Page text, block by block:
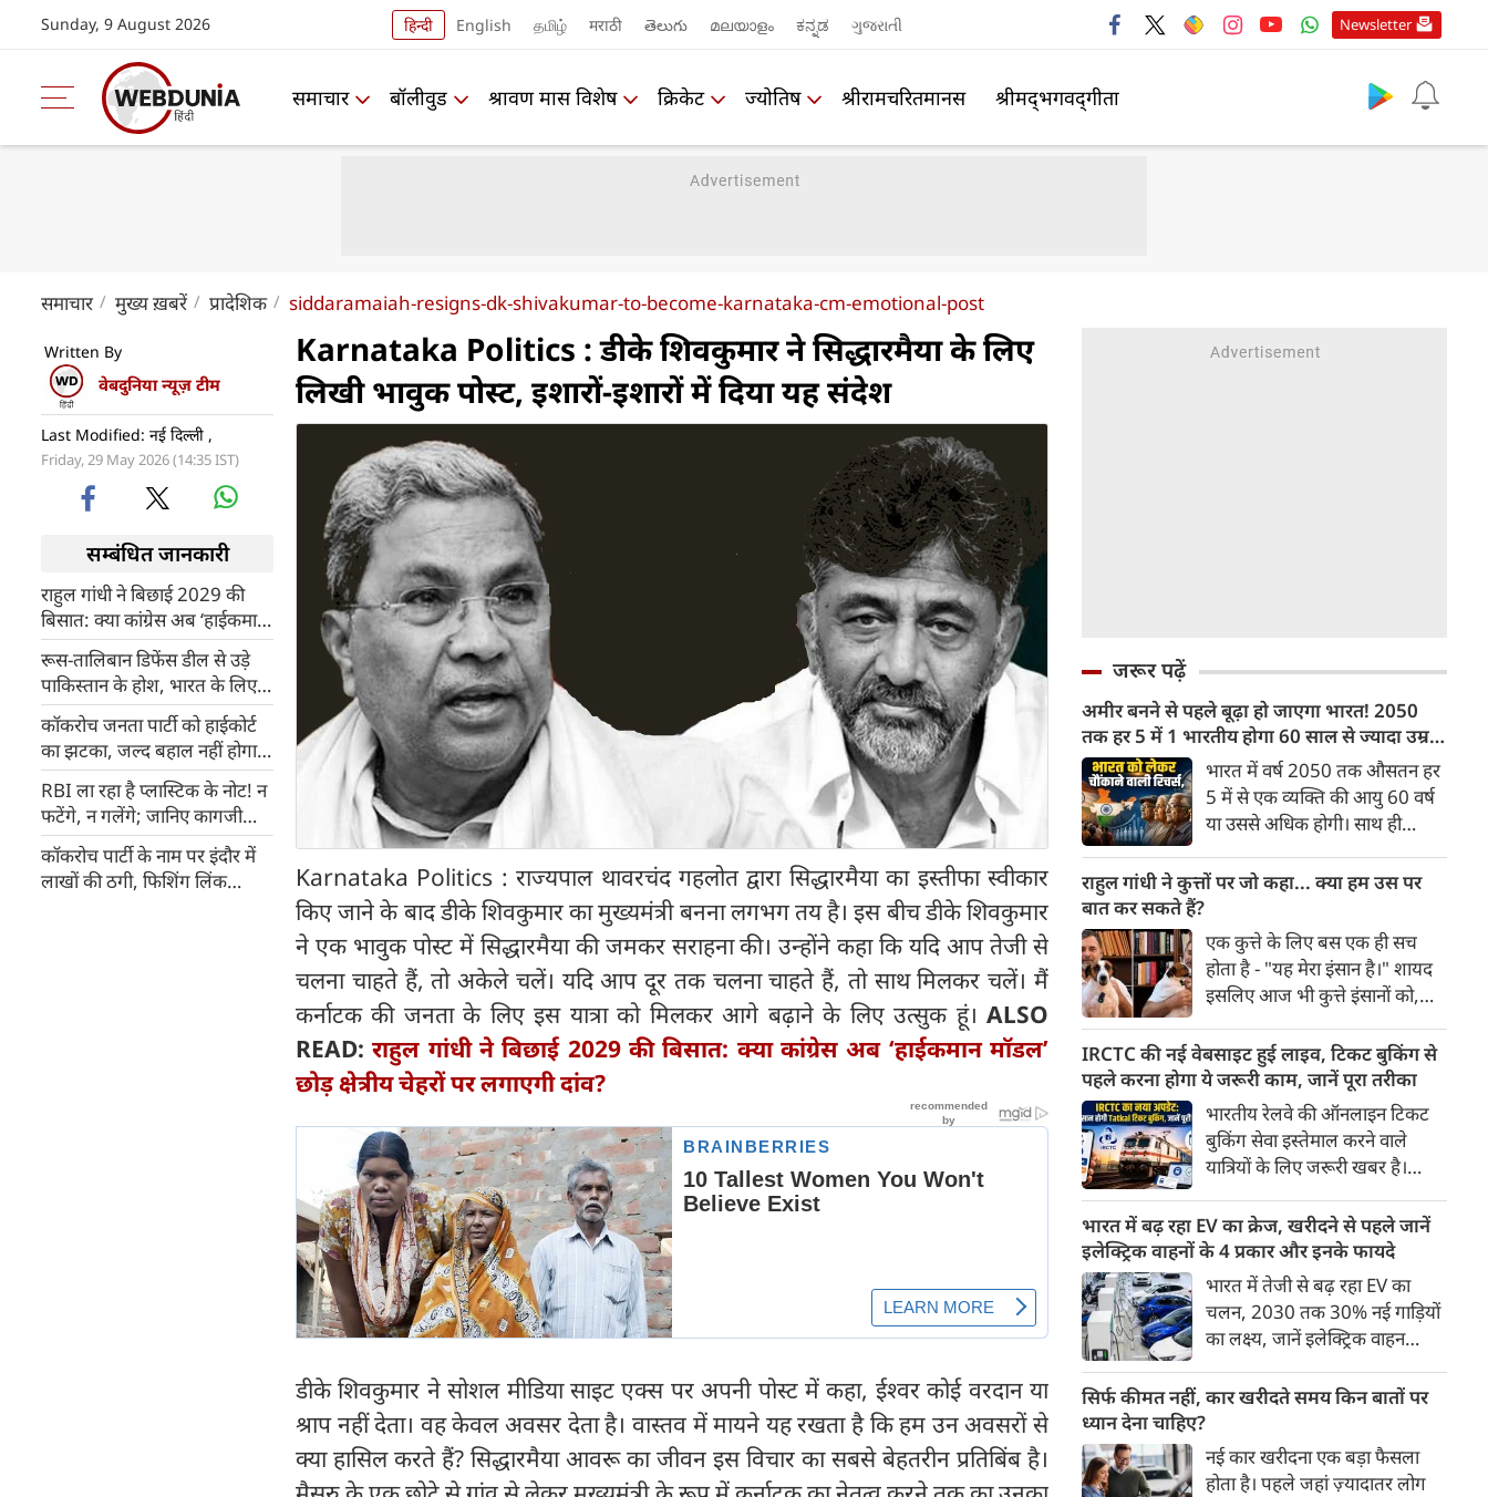
Sunday, 9 August 2026 हिन्दी English தமிழ் मराठी తెలుగు മലയാളം ಕನ್ನಡ ગુજરાતી Newsletter
समाचार बॉलीवुड श्रावण मास विशेष क्रिकेट ज्योतिष श्रीरामचरितमानस श्रीमद्‍भगवद्‍गीता
समाचार मुख्य ख़बरें प्रादेशिक siddaramaiah-resigns-dk-shivakumar-to-become-karnataka-cm-emotional-post
Written By
वेबदुनिया न्यूज़ टीम
Last Modified: नई दिल्ली ,
Friday, 29 May 2026 (14:35 IST)
सम्बंधित जानकारी
राहुल गांधी ने बिछाई 2029 की
बिसात: क्‍या कांग्रेस अब ‘हाईकमान
मॉडल’ छोड़ क्षेत्रीय चेहरों पर
लगाएगी दांव?
रूस-तालिबान डिफेंस डील से उड़े
पाकिस्तान के होश, भारत के लिए
क्या हैं इसके कूटनीतिक मायने?
कॉकरोच जनता पार्टी को हाईकोर्ट
का झटका, जल्द बहाल नहीं होगा
एक्स अकाउंट
RBI ला रहा है प्लास्टिक के नोट! न
फटेंगे, न गलेंगे; जानिए कागजी
नोटों की जगह क्यों पड़ी इसकी
जरूरत
कॉकरोच पार्टी के नाम पर इंदौर में
लाखों की ठगी, फिशिंग लिंक
Karnataka Politics : डीके शिवकुमार ने सिद्धारमैया के लिए
लिखी भावुक पोस्ट, इशारों-इशारों में दिया यह संदेश
Karnataka Politics : राज्यपाल थावरचंद गहलोत द्वारा सिद्धारमैया का इस्तीफा स्वीकार
किए जाने के बाद डीके शिवकुमार का मुख्यमंत्री बनना लगभग तय है। इस बीच डीके शिवकुमार
ने एक भावुक पोस्ट में सिद्धारमैया की जमकर सराहना की। उन्होंने कहा कि यदि आप तेजी से
चलना चाहते हैं, तो अकेले चलें। यदि आप दूर तक चलना चाहते हैं, तो साथ मिलकर चलें। मैं
कर्नाटक की जनता के लिए इस यात्रा को मिलकर आगे बढ़ाने के लिए उत्सुक हूं। ALSO
READ:राहुल गांधी ने बिछाई 2029 की बिसात: क्‍या कांग्रेस अब ‘हाईकमान मॉडल’
छोड़ क्षेत्रीय चेहरों पर लगाएगी दांव?
डीके शिवकुमार ने सोशल मीडिया साइट एक्स पर अपनी पोस्ट में कहा, ईश्वर कोई वरदान या
श्राप नहीं देता। वह केवल अवसर देता है। वास्तव में मायने यह रखता है कि हम उन अवसरों से
क्या हासिल करते हैं? सिद्धारमैया आवरू का जीवन इस विचार का सबसे बेहतरीन प्रतिबिंब है।
जरूर पढ़ें
अमीर बनने से पहले बूढ़ा हो जाएगा भारत! 2050
तक हर 5 में 1 भारतीय होगा 60 साल से ज्यादा उम्र
का
भारत में वर्ष 2050 तक औसतन हर
5 में से एक व्यक्ति की आयु 60 वर्ष
या उससे अधिक होगी। साथ ही
भारत में रहेंगे। ‘ट्रांसफॉर्म रूरल
अनुसार भारत विकसित देशों के
विपरीत समृद्ध बनने से पहले ही वृद्ध
होती आबादी वाले देश की श्रेणी में
पहुंच रहा है।
राहुल गांधी ने कुत्तों पर जो कहा... क्या हम उस पर
बात कर सकते हैं?
एक कुत्ते के लिए बस एक ही सच
होता है - "यह मेरा इंसान है।" शायद
इसलिए आज भी कुत्ते इंसानों को,
भू-राजनीति से लेकर कृत्रिम
बुद्धिमत्ता, जलवायु परिवर्तन से लेकर
क्रिकेट तक हर विषय पर बहस कर
सकते हैं, तो उस जीव पर भी एक
गंभीर चर्चा बनती है जिसने किसी भी
सभ्यता से पहले इंसान का साथ चुना
था। दुर्भाग्य यह है कि आज कुत्तों के
बारे में हमारी राय पशु-चिकित्सकों,
व्यवहार वैज्ञानिकों या विशेषज्ञों से
कम... और व्हाट्सऐप यूनिवर्सिटी से
ज़्यादा बनती है।
IRCTC की नई वेबसाइट हुई लाइव, टिकट बुकिंग से
पहले करना होगा ये जरूरी काम, जानें पूरा तरीका
भारतीय रेलवे की ऑनलाइन टिकट
बुकिंग सेवा इस्तेमाल करने वाले
यात्रियों के लिए जरूरी खबर है।
वेबसाइट का बीटा वर्जन लॉन्च कर
दिया है। करीब 24 साल पुराने
इंटरफेस के बाद वेबसाइट को नए
डिजाइन और कई नए फीचर्स के साथ
अपडेट किया गया है।
भारत में बढ़ रहा EV का क्रेज, खरीदने से पहले जानें
इलेक्ट्रिक वाहनों के 4 प्रकार और इनके फायदे
भारत में तेजी से बढ़ रहा EV का
चलन, 2030 तक 30% नई गाड़ियों
का लक्ष्य, जानें इलेक्ट्रिक वाहन
200 अरब रुपए का मौका
सिर्फ कीमत नहीं, कार खरीदते समय किन बातों पर
ध्यान देना चाहिए?
नई कार खरीदना एक बड़ा फैसला
होता है। पहले जहां ज़्यादातर लोग